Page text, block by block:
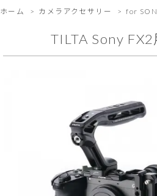
ホーム
> カメラアクセサリー > for
TILTA Sony